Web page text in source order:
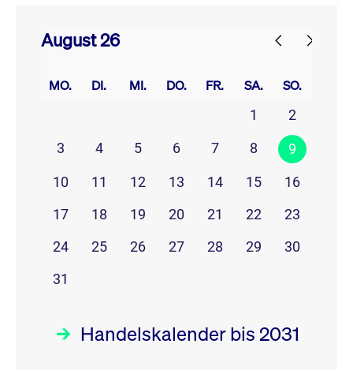
August 26
MO. DI. MI. DO. FR. SA. SO.
1
2
3
4 5 6 7 8 9
10 11 12 13 14 15
16
17
18 19 20 21 22
23
24
25 26 27 28 29
30
31
Handelskalender bis 2031